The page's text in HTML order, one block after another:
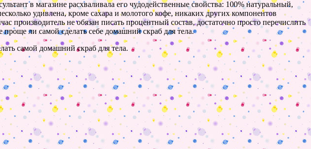
в магазине расхваливала его чудодейственные свойства: 100% натуральный,
удивлена, кроме сахара и молотого кофе, никаких других компонентов
производитель не обязан писать процентный состав, достаточно просто перечислить
ли самой сделать себе домашний скраб для тела.
самой домашний скраб для тела.